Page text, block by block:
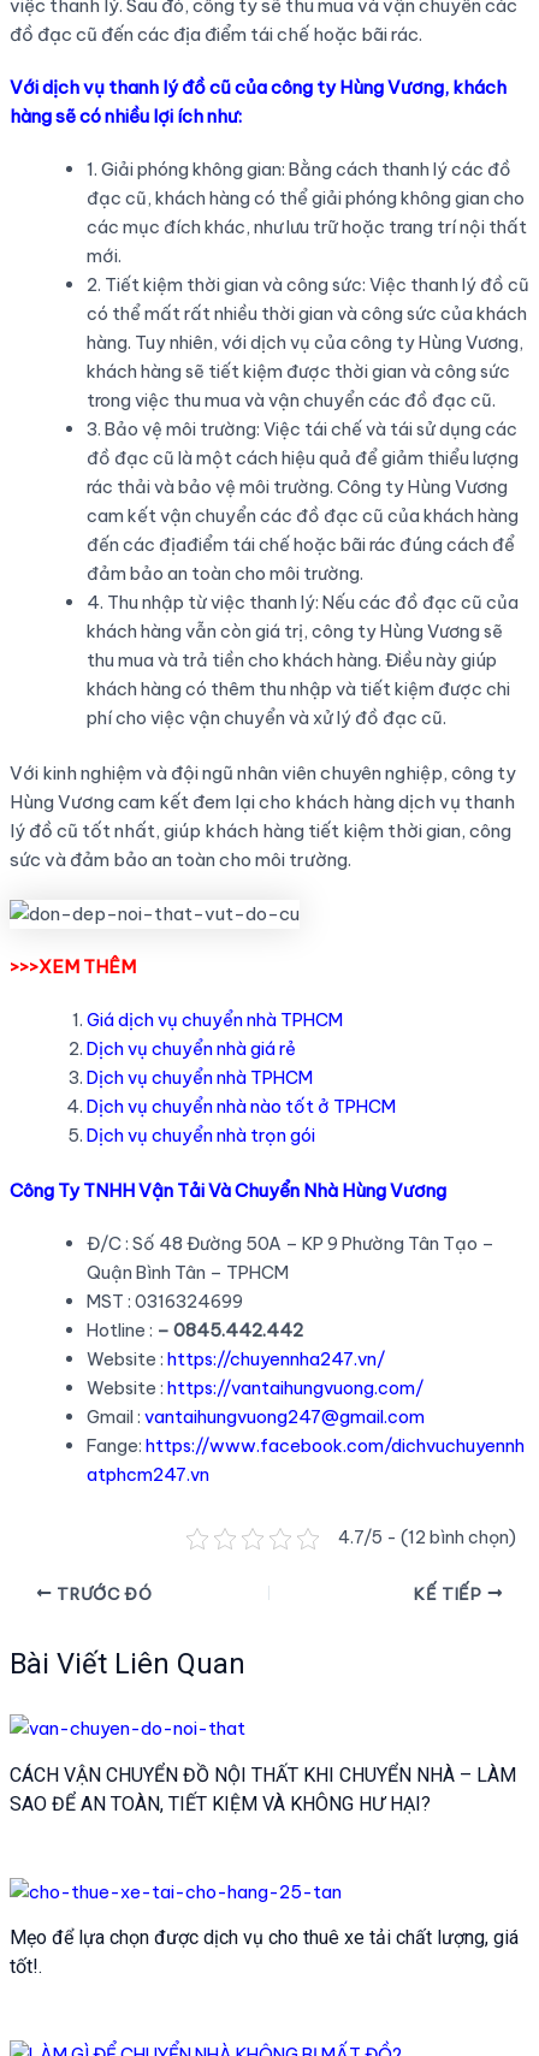
việc thanh lý. Sau đó, công ty sẽ thu mua và vận chuyển các
đồ đạc cũ đến các địa điểm tái chế hoặc bãi rác.
Với dịch vụ thanh lý đồ cũ của công ty Hùng Vương, khách
hàng sẽ có nhiều lợi ích như:
1. Giải phóng không gian: Bằng cách thanh lý các đồ
đạc cũ, khách hàng có thể giải phóng không gian cho
các mục đích khác, như lưu trữ hoặc trang trí nội thất
mới.
2. Tiết kiệm thời gian và công sức: Việc thanh lý đồ cũ
có thể mất rất nhiều thời gian và công sức của khách
hàng. Tuy nhiên, với dịch vụ của công ty Hùng Vương,
khách hàng sẽ tiết kiệm được thời gian và công sức
trong việc thu mua và vận chuyển các đồ đạc cũ.
3. Bảo vệ môi trường: Việc tái chế và tái sử dụng các
đồ đạc cũ là một cách hiệu quả để giảm thiểu lượng
rác thải và bảo vệ môi trường. Công ty Hùng Vương
cam kết vận chuyển các đồ đạc cũ của khách hàng
đến các địađiểm tái chế hoặc bãi rác đúng cách để
đảm bảo an toàn cho môi trường.
4. Thu nhập từ việc thanh lý: Nếu các đồ đạc cũ của
khách hàng vẫn còn giá trị, công ty Hùng Vương sẽ
thu mua và trả tiền cho khách hàng. Điều này giúp
khách hàng có thêm thu nhập và tiết kiệm được chi
phí cho việc vận chuyển và xử lý đồ đạc cũ.
Với kinh nghiệm và đội ngũ nhân viên chuyên nghiệp, công ty
Hùng Vương cam kết đem lại cho khách hàng dịch vụ thanh
lý đồ cũ tốt nhất, giúp khách hàng tiết kiệm thời gian, công
sức và đảm bảo an toàn cho môi trường.
>>>XEM THÊM
Giá dịch vụ chuyển nhà TPHCM
Dịch vụ chuyển nhà giá rẻ
Dịch vụ chuyển nhà TPHCM
Dịch vụ chuyển nhà nào tốt ở TPHCM
Dịch vụ chuyển nhà trọn gói
Công Ty TNHH Vận Tải Và Chuyển Nhà Hùng Vương
Đ/C : Số 48 Đường 50A – KP 9 Phường Tân Tạo –
Quận Bình Tân – TPHCM
MST : 0316324699
Hotline : – 0845.442.442
Website : https://chuyennha247.vn/
Website : https://vantaihungvuong.com/
Gmail : vantaihungvuong247@gmail.com
Fange: https://www.facebook.com/dichvuchuyennh
atphcm247.vn
4.7/5 - (12 bình chọn)
Điều
bài
viết
TRƯỚC ĐÓ KẾ TIẾP
Bài Viết Liên Quan
CÁCH VẬN CHUYỂN ĐỒ NỘI THẤT KHI CHUYỂN NHÀ – LÀM
SAO ĐỂ AN TOÀN, TIẾT KIỆM VÀ KHÔNG HƯ HẠI?
Mẹo để lựa chọn được dịch vụ cho thuê xe tải chất lượng, giá
tốt!.